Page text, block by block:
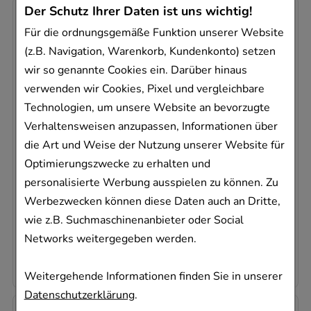
Der Schutz Ihrer Daten ist uns wichtig!
Für die ordnungsgemäße Funktion unserer Website
(z.B. Navigation, Warenkorb, Kundenkonto) setzen
wir so genannte Cookies ein. Darüber hinaus
verwenden wir Cookies, Pixel und vergleichbare
Technologien, um unsere Website an bevorzugte
Verhaltensweisen anzupassen, Informationen über
die Art und Weise der Nutzung unserer Website für
Optimierungszwecke zu erhalten und
personalisierte Werbung ausspielen zu können. Zu
Werbezwecken können diese Daten auch an Dritte,
wie z.B. Suchmaschinenanbieter oder Social
Networks weitergegeben werden.
Weitergehende Informationen finden Sie in unserer
Datenschutzerklärung.
NEO-ANGIN Halstabletten Kirsche
MCM KLOSTERFRAU Vertr. GmbH
24St
Lutschtabletten
08997145
Sofort lieferbar
0,33 €pro 1 Stk
-33%